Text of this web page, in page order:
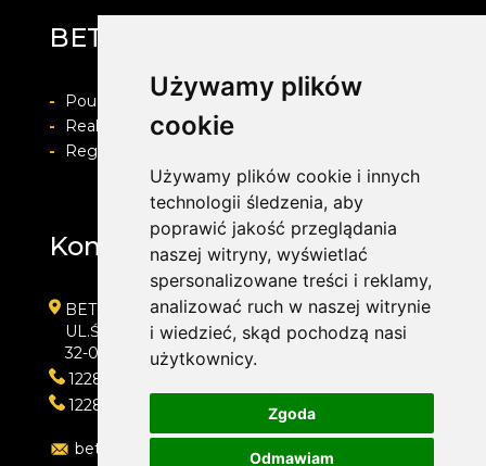
Używamy plików
cookie
Używamy plików cookie i innych
technologii śledzenia, aby
poprawić jakość przeglądania
naszej witryny, wyświetlać
spersonalizowane treści i reklamy,
analizować ruch w naszej witrynie
i wiedzieć, skąd pochodzą nasi
użytkownicy.
Zgoda
Odmawiam
BET-POL
-
Pouczenie o prawie do odstapienia od umowy
-
Realizacja zamówienia i formy płatności
-
Regulamin i Polityka prywatności
Kontakt
BET-POL
UL.ŚLEDZIEJOWICE 364
32-020 WIELICZKA
122882550
122882550
betpol@interia.pl